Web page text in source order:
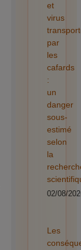
et
virus
par
les
cafards
:
un
danger
sous-
estimé
selon
la
02/08/
Les